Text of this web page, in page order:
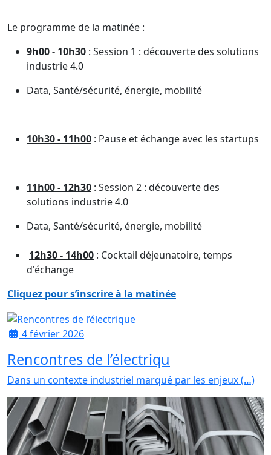
Le programme de la matinée :
9h00 - 10h30 : Session 1 : découverte des solutions
industrie 4.0
Data, Santé/sécurité, énergie, mobilité
10h30 - 11h00 : Pause et échange avec les startups
11h00 - 12h30 : Session 2 : découverte des
solutions industrie 4.0
Data, Santé/sécurité, énergie, mobilité
12h30 - 14h00 : Cocktail déjeunatoire, temps
d'échange
Cliquez pour s’inscrire à la matinée
4 février 2026
Rencontres de l’électriqu
Dans un contexte industriel marqué par les enjeux (…)